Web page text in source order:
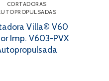
CORTADORAS
Villa® V60
Imp. V603-PVX